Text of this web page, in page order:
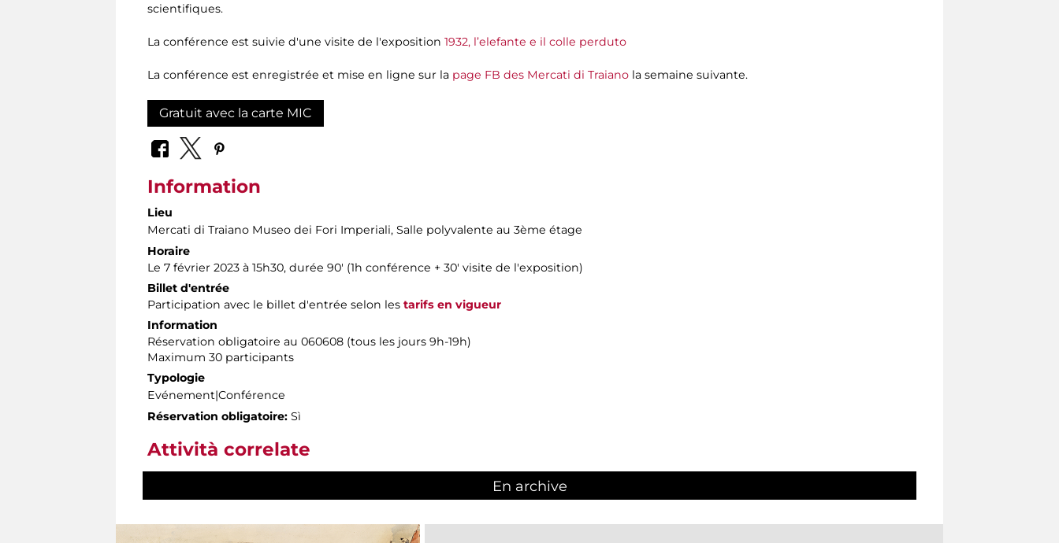
scientifiques.
La conférence est suivie d'une visite de l'exposition 1932, l’elefante e il colle perduto
La conférence est enregistrée et mise en ligne sur la page FB des Mercati di Traiano la semaine suivante.
Gratuit avec la carte MIC
Information
Lieu
Mercati di Traiano Museo dei Fori Imperiali, Salle polyvalente au 3ème étage
Horaire
Le 7 février 2023 à 15h30, durée 90' ​​(1h conférence + 30' visite de l'exposition)
Billet d'entrée
Participation avec le billet d'entrée selon les tarifs en vigueur
Information
Réservation obligatoire au 060608 (tous les jours 9h-19h)
Maximum 30 participants
Typologie
Evénement|Conférence
Réservation obligatoire: Sì
Attività correlate
En archive